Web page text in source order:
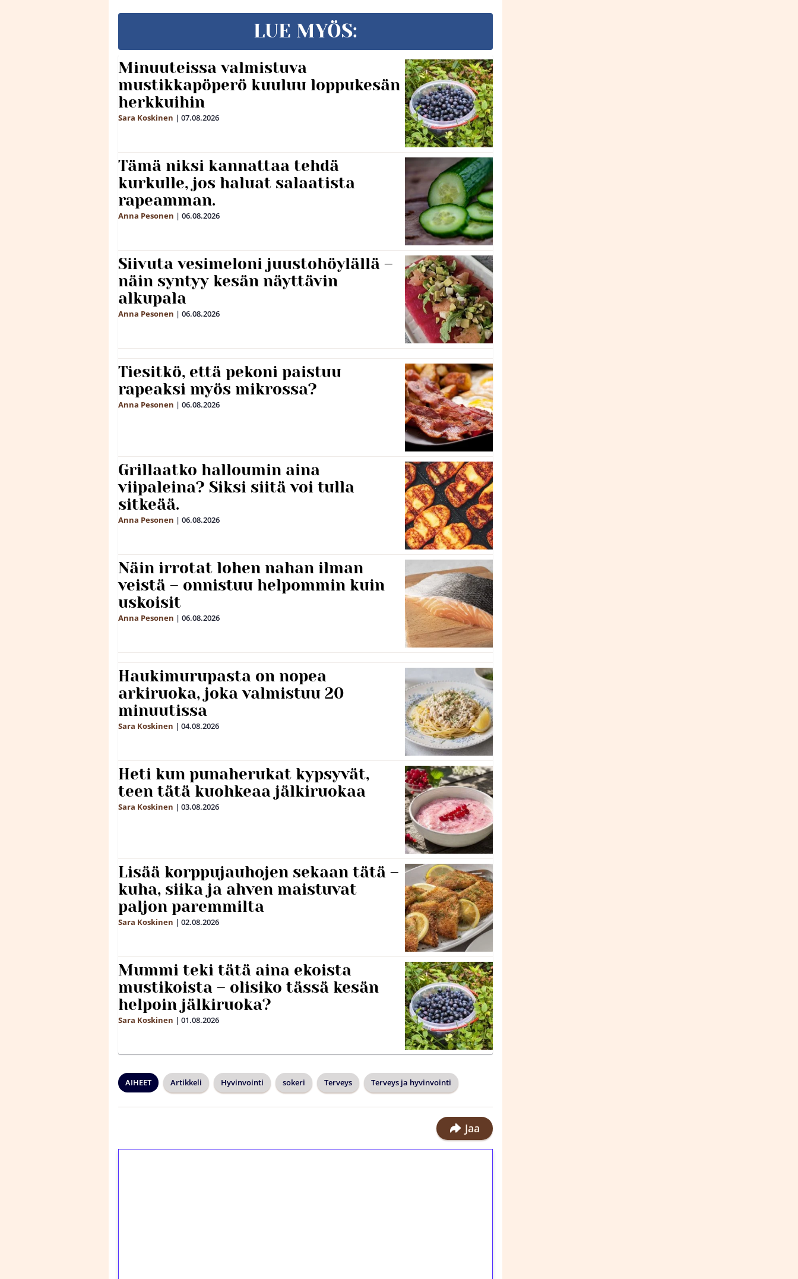
LUE MYÖS:
Minuuteissa valmistuva
mustikkapöperö kuuluu loppukesän
herkkuihin
Sara Koskinen | 07.08.2026
Tämä niksi kannattaa tehdä
kurkulle, jos haluat salaatista
rapeamman.
Anna Pesonen | 06.08.2026
Siivuta vesimeloni juustohöylällä –
näin syntyy kesän näyttävin
alkupala
Anna Pesonen | 06.08.2026
Tiesitkö, että pekoni paistuu
rapeaksi myös mikrossa?
Anna Pesonen | 06.08.2026
Grillaatko halloumin aina
viipaleina? Siksi siitä voi tulla
sitkeää.
Anna Pesonen | 06.08.2026
Näin irrotat lohen nahan ilman
veistä – onnistuu helpommin kuin
uskoisit
Anna Pesonen | 06.08.2026
Haukimurupasta on nopea
arkiruoka, joka valmistuu 20
minuutissa
Sara Koskinen | 04.08.2026
Heti kun punaherukat kypsyvät,
teen tätä kuohkeaa jälkiruokaa
Sara Koskinen | 03.08.2026
Lisää korppujauhojen sekaan tätä –
kuha, siika ja ahven maistuvat
paljon paremmilta
Sara Koskinen | 02.08.2026
Mummi teki tätä aina ekoista
mustikoista – olisiko tässä kesän
helpoin jälkiruoka?
Sara Koskinen | 01.08.2026
AIHEET Artikkeli Hyvinvointi sokeri Terveys Terveys ja hyvinvointi
Jaa